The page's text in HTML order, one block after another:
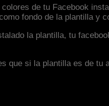
de tu Facebook
fondo de la plantilla y
la plantilla, tu
que si la plantilla es de tu